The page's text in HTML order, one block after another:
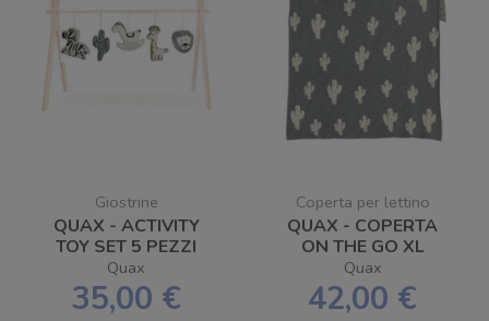
Giostrine
QUAX - ACTIVITY
TOY SET 5 PEZZI
Quax
35,00 €
Coperta per lettino
QUAX - COPERTA
ON THE GO XL
Quax
42,00 €